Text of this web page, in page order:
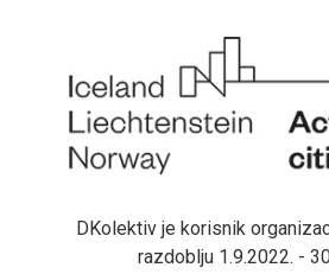
DKolektiv je korisnik
razdoblju 1.9.2022. -